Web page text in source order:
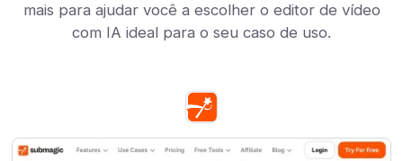
mais para ajudar você a escolher o editor de vídeo
com IA ideal para o seu caso de uso.